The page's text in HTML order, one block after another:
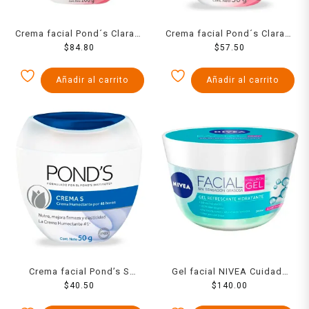
Crema facial Pond´s Clarant
B3 anti-manchas piel
$ 84.80
Añadir al carrito
Crema facial Pond´s Clarant
B3 anti-manchas piel
$57.50
Añadir al carrito
Crema facial Pond’s S
humectante nutritiva 50 g
$40.50
Gel facial NIVEA Cuidado
Facial Hyaluron hidratante
$140.00